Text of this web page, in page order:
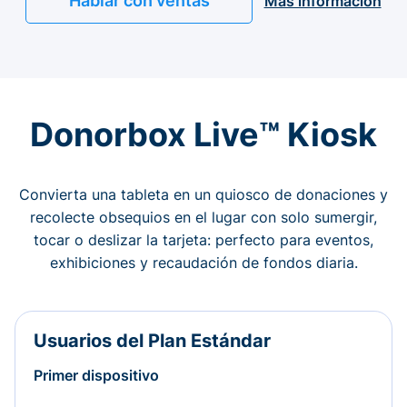
Donorbox Live™ Kiosk
Convierta una tableta en un quiosco de donaciones y
recolecte obsequios en el lugar con solo sumergir,
tocar o deslizar la tarjeta: perfecto para eventos,
exhibiciones y recaudación de fondos diaria.
Usuarios del Plan Estándar
Primer dispositivo